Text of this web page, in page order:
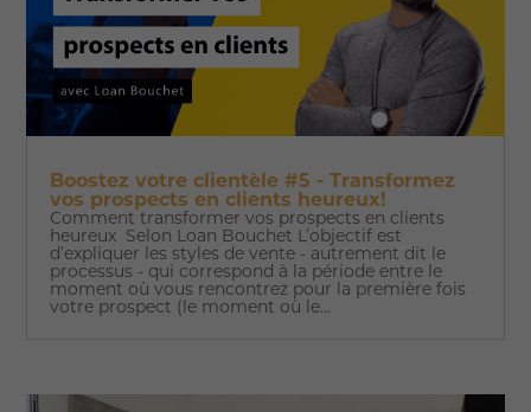
Boostez votre clientèle #5 - Transformez
vos prospects en clients heureux!
Comment transformer vos prospects en clients
heureux Selon Loan Bouchet L’objectif est
d’expliquer les styles de vente - autrement dit le
processus - qui correspond à la période entre le
moment où vous rencontrez pour la première fois
votre prospect (le moment où le...